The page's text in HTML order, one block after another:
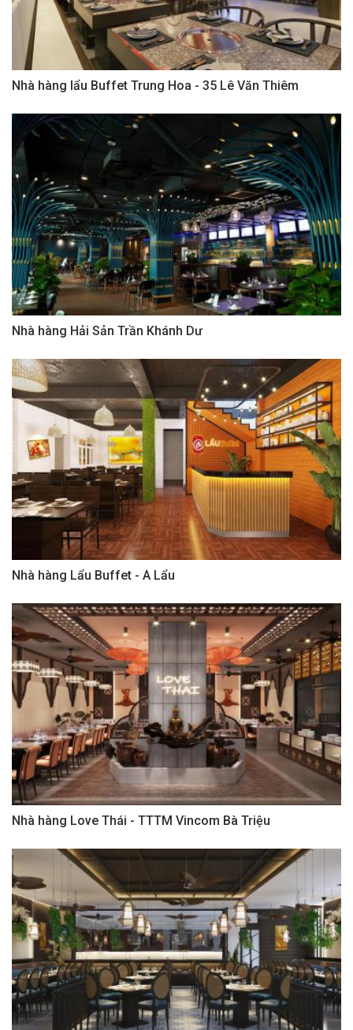
Nhà hàng lẩu Buffet Trung Hoa - 35 Lê Văn Thiêm
Nhà hàng Hải Sản Trần Khánh Dư
Nhà hàng Lẩu Buffet - A Lẩu
Nhà hàng Love Thái - TTTM Vincom Bà Triệu